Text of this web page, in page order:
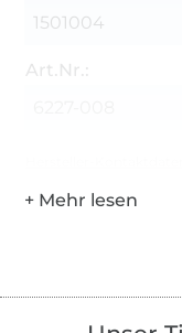
1501004
Art.Nr.: